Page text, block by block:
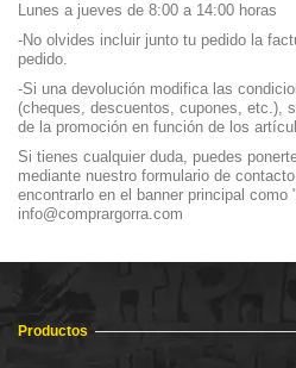
Lunes a jueves de 8:00 a 14:00 horas
-No olvides incluir junto tu pedido la
pedido.
-Si una devolución modifica las
(cheques, descuentos, cupones, etc.),
de la promoción en función de los
Si tienes cualquier duda, puedes
mediante nuestro formulario de
encontrarlo en el banner principal
info@comprargorra.com
Productos